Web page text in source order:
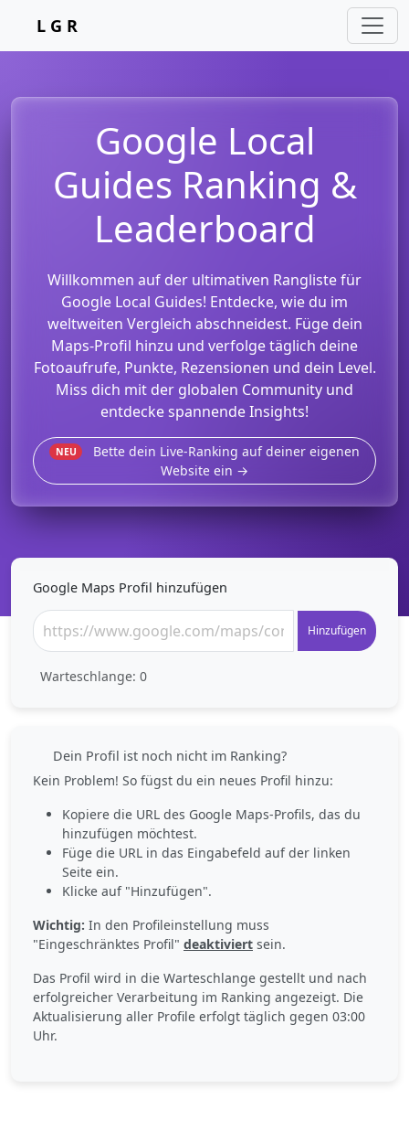
L G R
Google Local
Guides Ranking &
Leaderboard
Willkommen auf der ultimativen Rangliste für
Google Local Guides! Entdecke, wie du im
weltweiten Vergleich abschneidest. Füge dein
Maps-Profil hinzu und verfolge täglich deine
Fotoaufrufe, Punkte, Rezensionen und dein Level.
Miss dich mit der globalen Community und
entdecke spannende Insights!
NEU
Bette dein Live-Ranking auf deiner eigenen
Website ein →
Google Maps Profil hinzufügen
Hinzufügen
Warteschlange: 0
Dein Profil ist noch nicht im Ranking?
Kein Problem! So fügst du ein neues Profil hinzu:
Kopiere die URL des Google Maps-Profils, das du
hinzufügen möchtest.
Füge die URL in das Eingabefeld auf der linken
Seite ein.
Klicke auf "Hinzufügen".
Wichtig: In den Profileinstellung muss
"Eingeschränktes Profil" deaktiviert sein.
Das Profil wird in die Warteschlange gestellt und nach
erfolgreicher Verarbeitung im Ranking angezeigt. Die
Aktualisierung aller Profile erfolgt täglich gegen 03:00
Uhr.